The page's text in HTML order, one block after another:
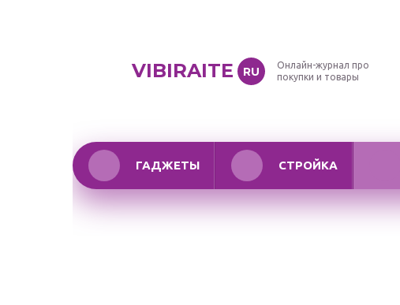
VIBIRAITE RU
Онлайн-журнал про
покупки и товары
ГАДЖЕТЫ СТРОЙКА